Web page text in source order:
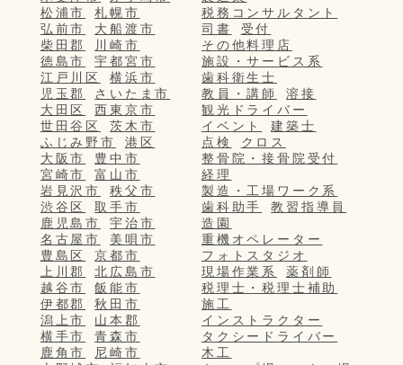
松浦市
札幌市
弘前市
大船渡市
柴田郡
川崎市
徳島市
宇都宮市
江戸川区
横浜市
児玉郡
さいたま市
大田区
西東京市
世田谷区
茨木市
ふじみ野市
港区
大阪市
豊中市
宮崎市
富山市
岩見沢市
秩父市
渋谷区
取手市
鹿児島市
宇治市
名古屋市
美唄市
豊島区
京都市
上川郡
北広島市
越谷市
飯能市
伊都郡
秋田市
潟上市
山本郡
横手市
青森市
鹿角市
尼崎市
税務コンサルタント
司書
受付
その他料理店
施設・サービス系
歯科衛生士
教員・講師
溶接
観光ドライバー
イベント
建築士
点検
クロス
整骨院・接骨院受付
経理
製造・工場ワーク系
歯科助手
教習指導員
造園
重機オペレーター
フォトスタジオ
現場作業系
薬剤師
税理士・税理士補助
施工
インストラクター
タクシードライバー
木工